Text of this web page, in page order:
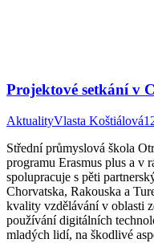
Projektové setkání v
AktualityVlasta Koštiálová
Střední průmyslová škola
programu Erasmus plus a v
spolupracuje s pěti
Chorvatska, Rakouska a
kvality vzdělávání v oblasti
používání digitálních
mladých lidí, na škodlivé